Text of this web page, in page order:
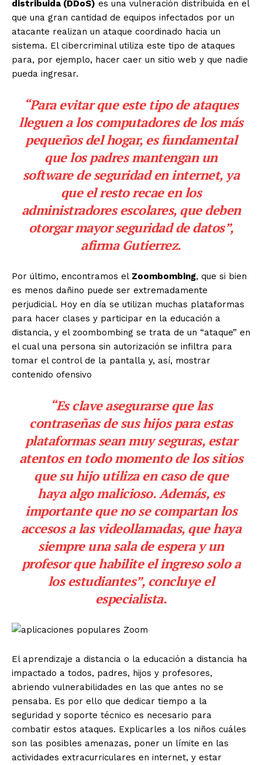
distribuida (DDoS) es una vulneración distribuida en el
que una gran cantidad de equipos infectados por un
atacante realizan un ataque coordinado hacia un
sistema. El cibercriminal utiliza este tipo de ataques
para, por ejemplo, hacer caer un sitio web y que nadie
pueda ingresar.
“Para evitar que este tipo de ataques
lleguen a los computadores de los más
pequeños del hogar, es fundamental
que los padres mantengan un
software de seguridad en internet, ya
que el resto recae en los
administradores escolares, que deben
otorgar mayor seguridad de datos”,
afirma Gutierrez.
Por último, encontramos el Zoombombing, que si bien
es menos dañino puede ser extremadamente
perjudicial. Hoy en día se utilizan muchas plataformas
para hacer clases y participar en la educación a
distancia, y el zoombombing se trata de un “ataque” en
el cual una persona sin autorización se infiltra para
tomar el control de la pantalla y, así, mostrar
contenido ofensivo
“Es clave asegurarse que las
contraseñas de sus hijos para estas
plataformas sean muy seguras, estar
atentos en todo momento de los sitios
que su hijo utiliza en caso de que
haya algo malicioso. Además, es
importante que no se compartan los
accesos a las videollamadas, que haya
siempre una sala de espera y un
profesor que habilite el ingreso solo a
los estudiantes”, concluye el
especialista.
El aprendizaje a distancia o la educación a distancia ha
impactado a todos, padres, hijos y profesores,
abriendo vulnerabilidades en las que antes no se
pensaba. Es por ello que dedicar tiempo a la
seguridad y soporte técnico es necesario para
combatir estos ataques. Explicarles a los niños cuáles
son las posibles amenazas, poner un límite en las
actividades extracurriculares en internet, y estar